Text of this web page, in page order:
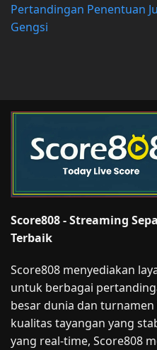
Pertandingan Penentuan
Gengsi
Score808 - Streaming
Terbaik
Score808 menyediakan
untuk berbagai
besar dunia dan
kualitas tayangan yang
yang real-time, Score808